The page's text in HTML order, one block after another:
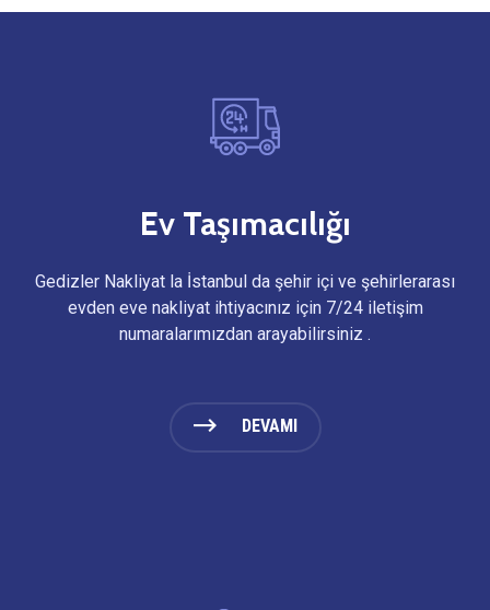
Ev Taşımacılığı
Gedizler Nakliyat la İstanbul da şehir içi ve şehirlerarası
evden eve nakliyat ihtiyacınız için 7/24 iletişim
numaralarımızdan arayabilirsiniz .
DEVAMI